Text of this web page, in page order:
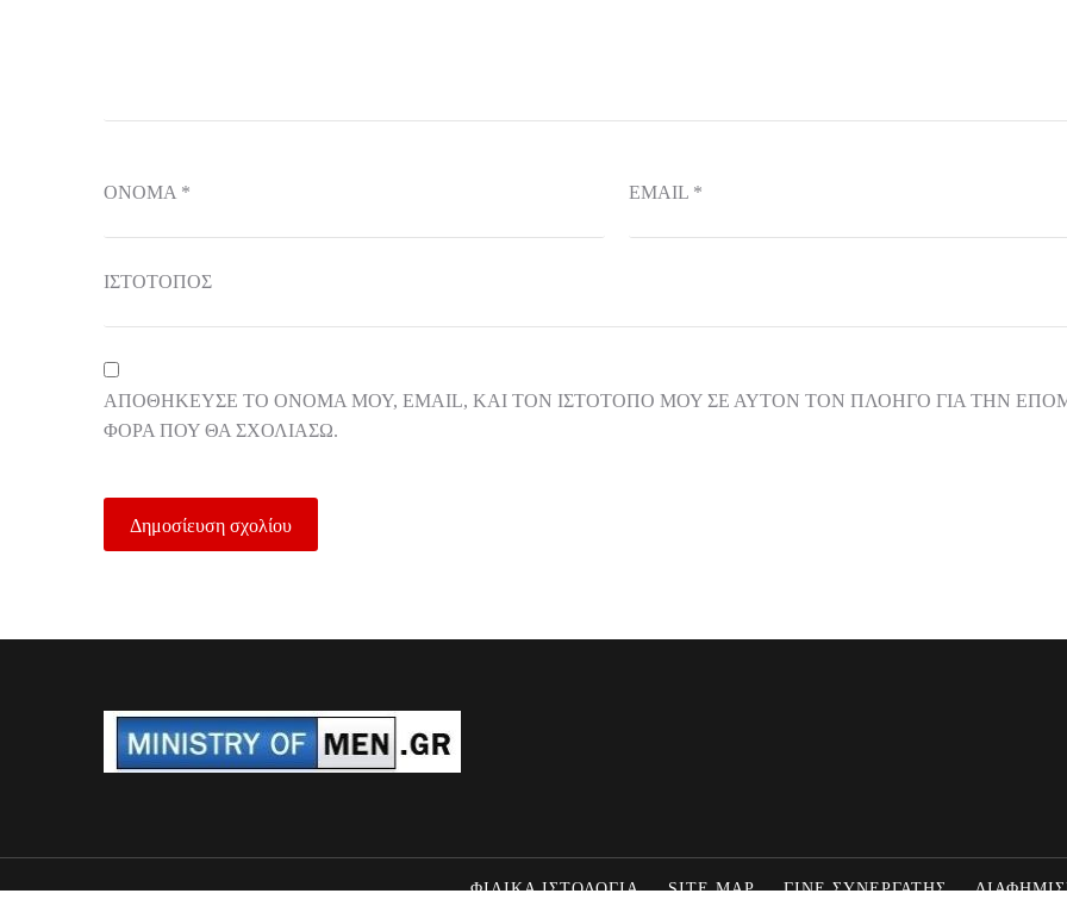
ΌΝΟΜΑ * EMAIL *
ΙΣΤΌΤΟΠΟΣ
ΑΠΟΘΉΚΕΥΣΕ ΤΟ ΌΝΟΜΆ ΜΟΥ, EMAIL, ΚΑΙ ΤΟΝ ΙΣΤΌΤΟΠΟ ΜΟΥ ΣΕ ΑΥΤΌΝ ΤΟΝ ΠΛΟΗΓΌ ΓΙΑ ΤΗΝ
ΦΟΡΆ ΠΟΥ ΘΑ ΣΧΟΛΙΆΣΩ.
ΦΙΛΙΚΑ ΙΣΤΟΛΟΓΙΑ SITE MAP ΓΙΝΕ ΣΥΝΕΡΓΑΤΗΣ